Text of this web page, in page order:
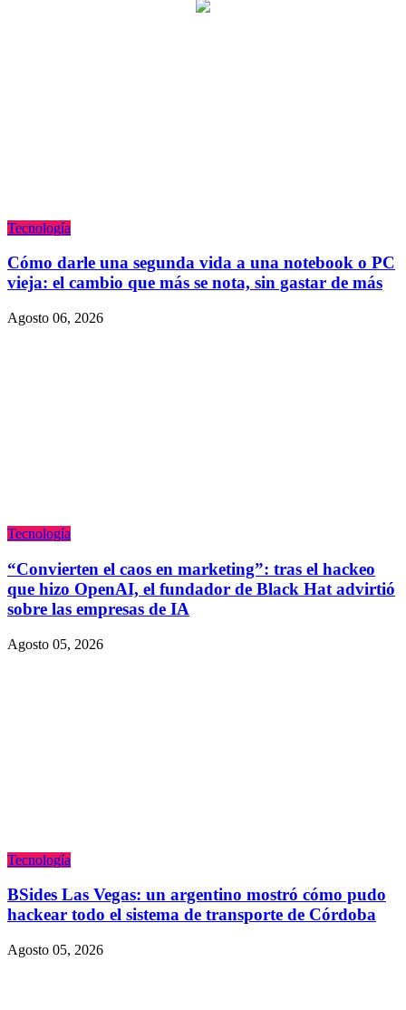
Tecnologí­a
Cómo darle una segunda vida a una notebook o PC
vieja: el cambio que más se nota, sin gastar de más
Agosto 06, 2026
Tecnologí­a
“Convierten el caos en marketing”: tras el hackeo
que hizo OpenAI, el fundador de Black Hat advirtió
sobre las empresas de IA
Agosto 05, 2026
Tecnologí­a
BSides Las Vegas: un argentino mostró cómo pudo
hackear todo el sistema de transporte de Córdoba
Agosto 05, 2026